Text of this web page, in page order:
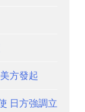
方發起
日方強調立